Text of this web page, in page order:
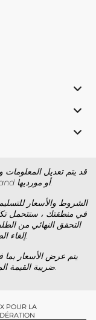
قد يتم تعديل
العرض في أي وقت بواسطة Miamland أو مورديها.
الشروط والأسعار
في منطقتك ، ستتحمل
التحقق النهائي من
يجوز لشركة Miamland إلغاء الطلب.
يتم عرض الأسعار بما
ضريبة القيمة المضافة للمحترفين. الصور ليست تعاقدية.
POUR LA